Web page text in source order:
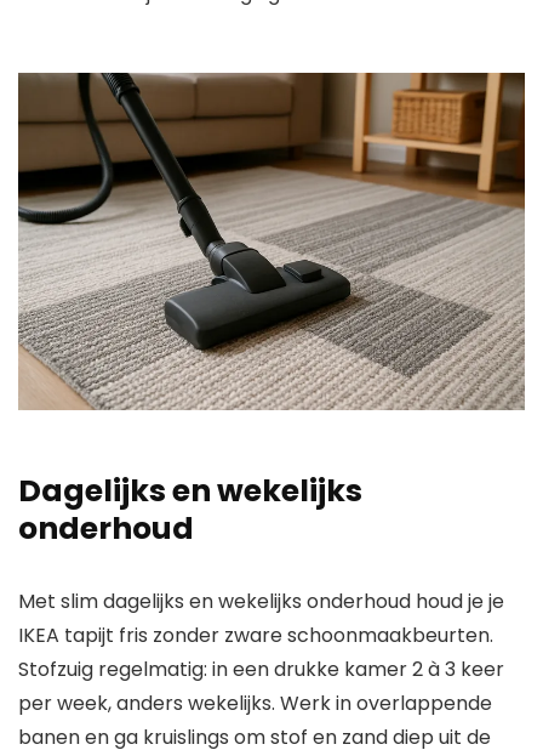
Dagelijks en wekelijks
onderhoud
Met slim dagelijks en wekelijks onderhoud houd je je
IKEA tapijt fris zonder zware schoonmaakbeurten.
Stofzuig regelmatig: in een drukke kamer 2 à 3 keer
per week, anders wekelijks. Werk in overlappende
banen en ga kruislings om stof en zand diep uit de